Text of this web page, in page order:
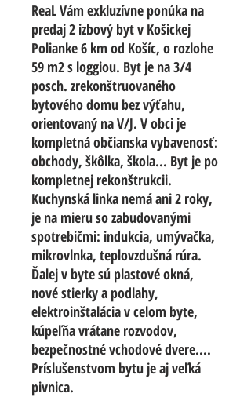
ReaL Vám exkluzívne ponúka na
predaj 2 izbový byt v Košickej
Polianke 6 km od Košíc, o rozlohe
59 m2 s loggiou. Byt je na 3/4
posch. zrekonštruovaného
bytového domu bez výťahu,
orientovaný na V/J. V obci je
kompletná občianska vybavenosť:
obchody, škôlka, škola... Byt je po
kompletnej rekonštrukcii.
Kuchynská linka nemá ani 2 roky,
je na mieru so zabudovanými
spotrebičmi: indukcia, umývačka,
mikrovlnka, teplovzdušná rúra.
Ďalej v byte sú plastové okná,
nové stierky a podlahy,
elektroinštalácia v celom byte,
kúpeľňa vrátane rozvodov,
bezpečnostné vchodové dvere....
Príslušenstvom bytu je aj veľká
pivnica.